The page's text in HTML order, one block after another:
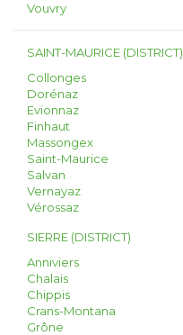
Vouvry
SAINT-MAURICE (DISTRICT)
Collonges
Dorénaz
Evionnaz
Finhaut
Massongex
Saint-Maurice
Salvan
Vernayaz
Vérossaz
SIERRE (DISTRICT)
Anniviers
Chalais
Chippis
Crans-Montana
Grône